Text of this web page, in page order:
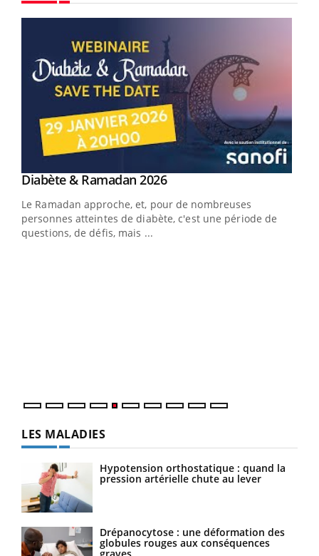
Youtube
Diabète & Ramadan 2026Youtube
Le Ramadan approche, et, pour de nombreuses
personnes atteintes de diabète, c'est une période de
questions, de défis, mais ...
LES MALADIES
Hypotension orthostatique : quand la
pression artérielle chute au lever
Drépanocytose : une déformation des
globules rouges aux conséquences